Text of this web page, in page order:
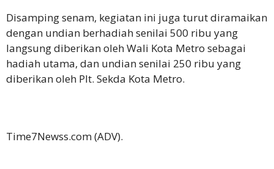
Disamping senam, kegiatan ini juga turut diramaikan
dengan undian berhadiah senilai 500 ribu yang
langsung diberikan oleh Wali Kota Metro sebagai
hadiah utama, dan undian senilai 250 ribu yang
diberikan oleh Plt. Sekda Kota Metro.
Time7Newss.com (ADV).